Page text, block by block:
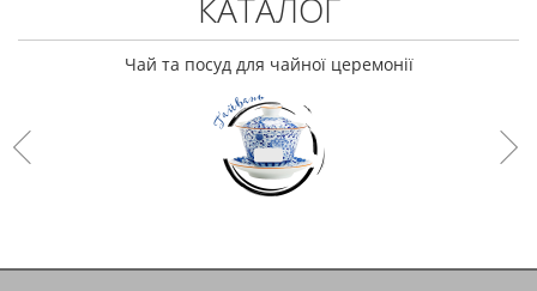
КАТАЛОГ
Чай та посуд для чайної церемонії